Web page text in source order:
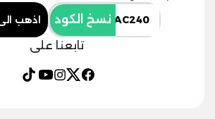
نسخ الكود اذهب
تابعنا على